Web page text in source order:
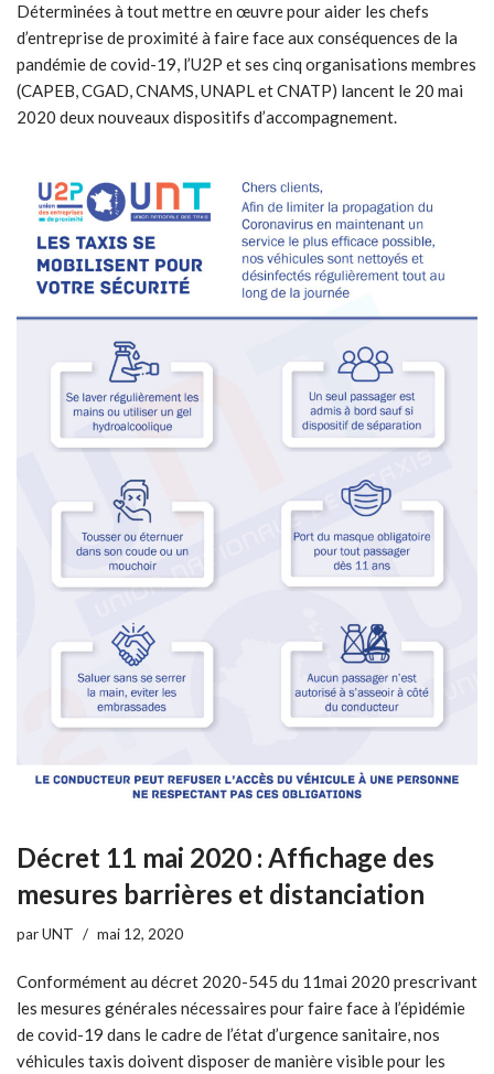
Déterminées à tout mettre en œuvre pour aider les chefs
d’entreprise de proximité à faire face aux conséquences de la
pandémie de covid-19, l’U2P et ses cinq organisations membres
(CAPEB, CGAD, CNAMS, UNAPL et CNATP) lancent le 20 mai
2020 deux nouveaux dispositifs d’accompagnement.
Décret 11 mai 2020 : Affichage des
mesures barrières et distanciation
parUNT mai 12, 2020
Conformément au décret 2020-545 du 11mai 2020 prescrivant
les mesures générales nécessaires pour faire face à l’épidémie
de covid-19 dans le cadre de l’état d’urgence sanitaire, nos
véhicules taxis doivent disposer de manière visible pour les